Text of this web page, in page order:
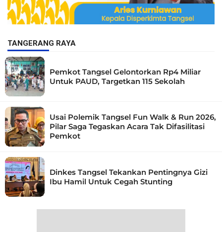
TANGERANG RAYA
Pemkot Tangsel Gelontorkan Rp4 Miliar
Untuk PAUD, Targetkan 115 Sekolah
Usai Polemik Tangsel Fun Walk & Run 2026,
Pilar Saga Tegaskan Acara Tak Difasilitasi
Pemkot
Dinkes Tangsel Tekankan Pentingnya Gizi
Ibu Hamil Untuk Cegah Stunting